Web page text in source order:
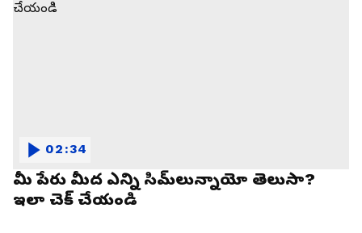
మీ పేరు మీద ఎన్ని సిమ్‌లున్నాయో తెలుసా?
ఇలా చెక్ చేయండి
02:34